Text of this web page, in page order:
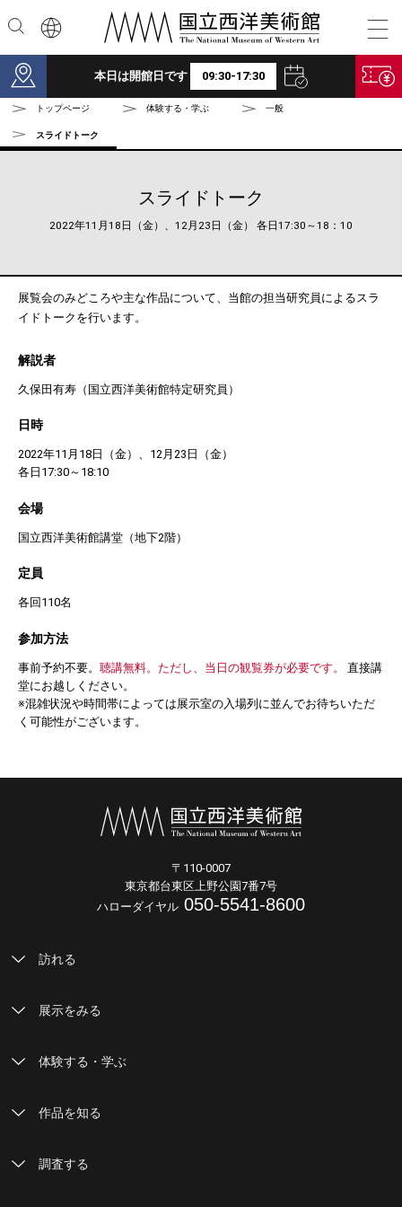
本日は開館日です 09:30-17:30
トップページ 体験する・学ぶ 一般
スライドトーク
スライドトーク
2022年11月18日（金）、12月23日（金） 各日17:30～18：10
展覧会のみどころや主な作品について、当館の担当研究員によるスラ
イドトークを行います。
解説者
久保田有寿（国立西洋美術館特定研究員）
日時
2022年11月18日（金）、12月23日（金）
各日17:30～18:10
会場
国立西洋美術館講堂（地下2階）
定員
各回110名
参加方法
事前予約不要。 聴講無料。ただし、当日の観覧券が必要です。
直接講
堂にお越しください。
※混雑状況や時間帯によっては展示室の入場列に並んでお待ちいただ
く可能性がございます。
〒110-0007
東京都台東区上野公園7番7号
ハローダイヤル 050-5541-8600
訪れる
展示をみる
体験する・学ぶ
作品を知る
調査する